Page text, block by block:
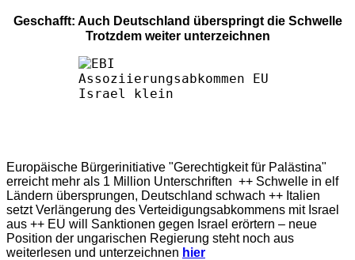
Geschafft: Auch Deutschland überspringt die Schwelle
Trotzdem weiter unterzeichnen
Europäische Bürgerinitiative "Gerechtigkeit für Palästina"
erreicht mehr als 1 Million Unterschriften ++ Schwelle in elf
Ländern übersprungen, Deutschland schwach ++ Italien
setzt Verlängerung des Verteidigungsabkommens mit Israel
aus ++ EU will Sanktionen gegen Israel erörtern – neue
Position der ungarischen Regierung steht noch aus
weiterlesen und unterzeichnen hier